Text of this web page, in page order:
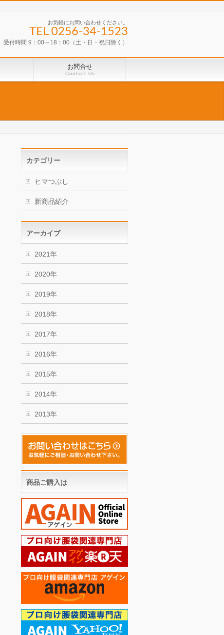
お気軽にお問い合わせください。
TEL 0256-34-1523
受付時間 9：00～18：00（土・日・祝日除く）
お問合せ
Contact Us
カテゴリー
ヒマつぶし
新商品紹介
アーカイブ
2021年
2020年
2019年
2018年
2017年
2016年
2015年
2014年
2013年
商品ご購入は